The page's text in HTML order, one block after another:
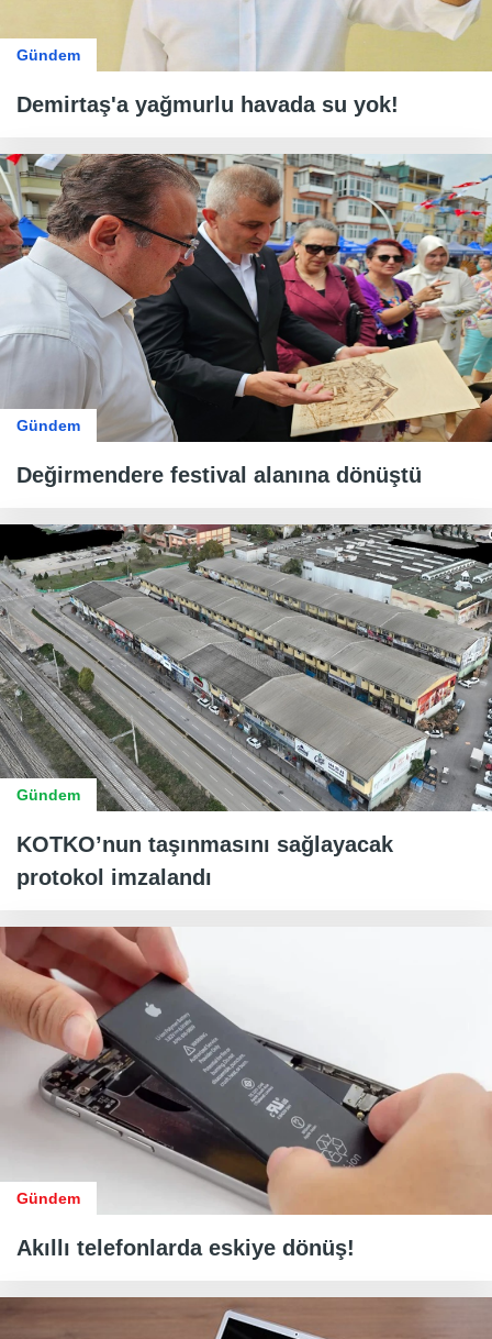
Gündem
Demirtaş'a yağmurlu havada su yok!
Gündem
Değirmendere festival alanına dönüştü
Gündem
KOTKO’nun taşınmasını sağlayacak
protokol imzalandı
Gündem
Akıllı telefonlarda eskiye dönüş!